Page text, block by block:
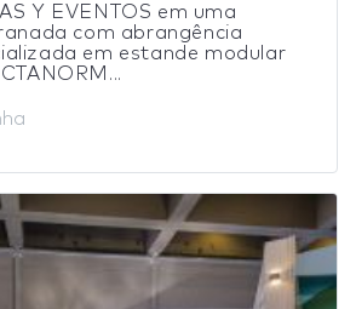
Y EVENTOS em uma
com abrangência
em estande modular